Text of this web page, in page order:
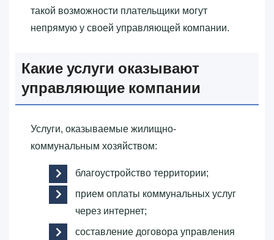
такой возможности плательщики могут
непрямую у своей управляющей компании.
Какие услуги оказывают
управляющие компании
Услуги, оказываемые жилищно-
коммунальным хозяйством:
благоустройство территории;
прием оплаты коммунальных услуг
через интернет;
составление договора управления